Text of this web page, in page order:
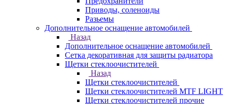
Приводы, соленоиды
Разьемы
Дополнительное оснащение автомобилей
Назад
Дополнительное оснащение автомобилей
Сетка декоративная для защиты радиатора
Щетки стеклоочистителей
Назад
Щетки стеклоочистителей
Щетки стеклоочистителей MTF LIGHT
Щетки стеклоочистителей прочие